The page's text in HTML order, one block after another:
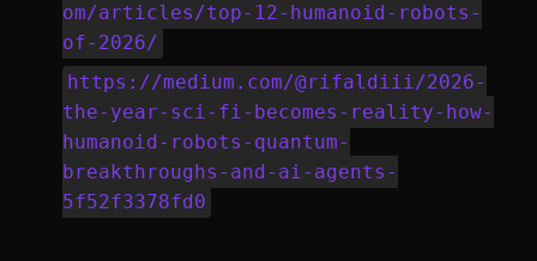
om/articles/top-12-humanoid-robots-
of-2026/
https://medium.com/@rifaldiii/2026-
the-year-sci-fi-becomes-reality-how-
humanoid-robots-quantum-
breakthroughs-and-ai-agents-
5f52f3378fd0